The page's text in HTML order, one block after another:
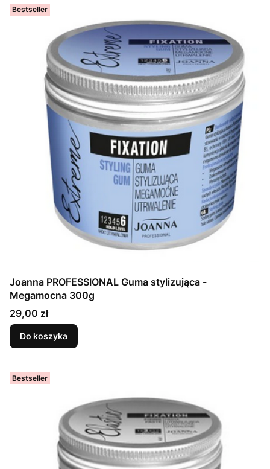
Bestseller
Joanna PROFESSIONAL Guma stylizująca -
Megamocna 300g
Cena
29,00 zł
Do koszyka
Bestseller